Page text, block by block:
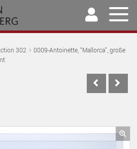
302
0009-Antoinette, “Mallorca”, große